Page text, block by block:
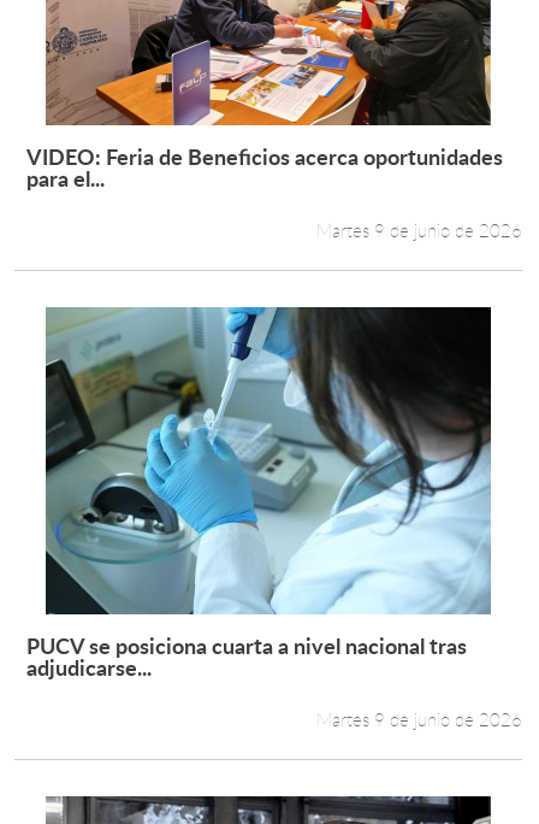
Estudiantes
Académicos
Funcionarios
Alumni
Leer más +
VIDEO: Feria de Beneficios acerca oportunidades
para el...
Martes 9 de junio de 2026
Leer más +
PUCV se posiciona cuarta a nivel nacional tras
adjudicarse...
Martes 9 de junio de 2026